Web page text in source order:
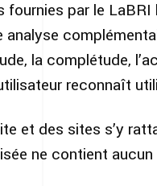
fournies par le
analyse
la complétude,
reconnaît
et des sites s’y
ne contient